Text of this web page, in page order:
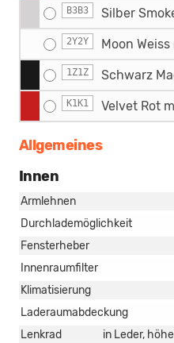
B3B3 Silber
2Y2Y Moon
1Z1Z Schwarz
K1K1 Velvet Rot
Allgemeines
Innen
Armlehnen
Durchlademöglichkeit
Fensterheber
Innenraumfilter
Klimatisierung
Laderaumabdeckung
Lenkrad
in Leder,